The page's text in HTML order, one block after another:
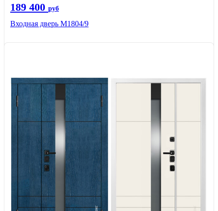
189 400 руб
Входная дверь М1804/9